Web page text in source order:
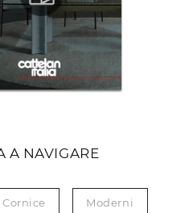
A NAVIGARE
Cornice Moderni